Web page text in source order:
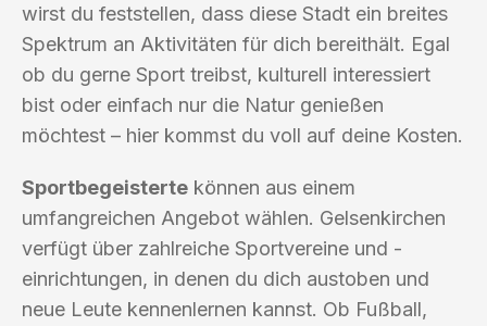
wirst du feststellen, dass diese Stadt ein breites
Spektrum an Aktivitäten für dich bereithält. Egal
ob du gerne Sport treibst, kulturell interessiert
bist oder einfach nur die Natur genießen
möchtest – hier kommst du voll auf deine Kosten.
Sportbegeisterte können aus einem
umfangreichen Angebot wählen. Gelsenkirchen
verfügt über zahlreiche Sportvereine und -
einrichtungen, in denen du dich austoben und
neue Leute kennenlernen kannst. Ob Fußball,